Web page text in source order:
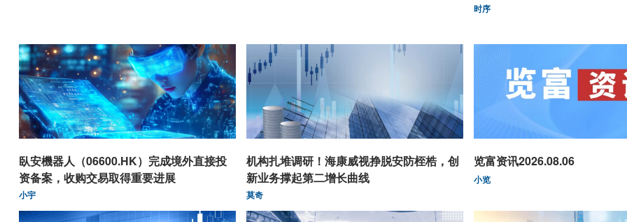
时序
臥安機器人（06600.HK）完成境外直接投
资备案，收购交易取得重要进展
小宇
机构扎堆调研！海康威视挣脱安防桎梏，创
新业务撑起第二增长曲线
莫奇
览富资讯2026.08.06
小览